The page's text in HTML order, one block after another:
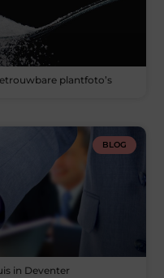
plantfoto’s
BLOG
in Deventer